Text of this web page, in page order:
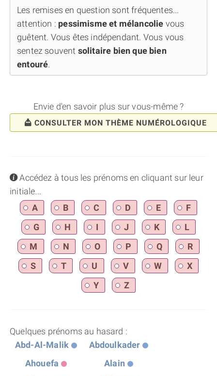
Les remises en question sont fréquentes...
attention : pessimisme et mélancolie vous
guêtent. Vous êtes indépendant. Vous vous
sentez souvent solitaire bien que bien
entouré.
Envie d'en savoir plus sur vous-même ?
CONSULTER MON THÈME NUMÉROLOGIQUE
infoAccédez à tous les prénoms en cliquant sur leur
initiale...
A
B C D E
F
G
H I J K
L
M
N O P Q
R
S
T U V W
X
Y
Z
Quelques prénoms au hasard :
Abd-Al-Malik
Abdoulkader
Ahouefa
Alain